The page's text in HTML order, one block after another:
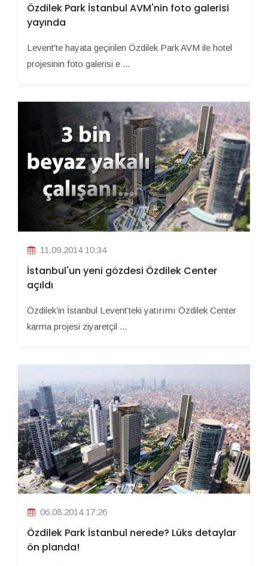
Özdilek Park İstanbul AVM'nin foto galerisi
yayında
Levent'te hayata geçirilen Özdilek Park AVM ile hotel
projesinin foto galerisi e ...
11.09.2014 10:34
İstanbul'un yeni gözdesi Özdilek Center
açıldı
Özdilek’in İstanbul Levent’teki yatırımı Özdilek Center
karma projesi ziyaretçil ...
06.08.2014 17:26
Özdilek Park İstanbul nerede? Lüks detaylar
ön planda!